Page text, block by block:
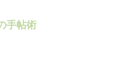
手帖術